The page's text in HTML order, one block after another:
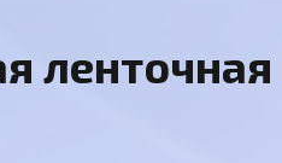
ленточная